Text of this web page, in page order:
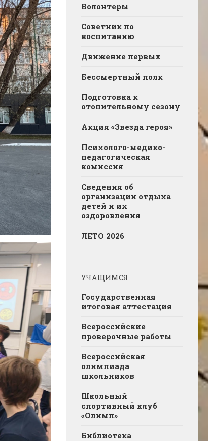
Волонтеры
Советник по
воспитанию
Движение первых
Бессмертный полк
Подготовка к
отопительному сезону
Акция «Звезда героя»
Психолого-медико-
педагогическая
комиссия
Сведения об
организации отдыха
детей и их
оздоровления
ЛЕТО 2026
УЧАЩИМСЯ
Государственная
итоговая аттестация
Всероссийские
проверочные работы
Всероссийская
олимпиада
школьников
Школьный
спортивный клуб
«Олимп»
Библиотека